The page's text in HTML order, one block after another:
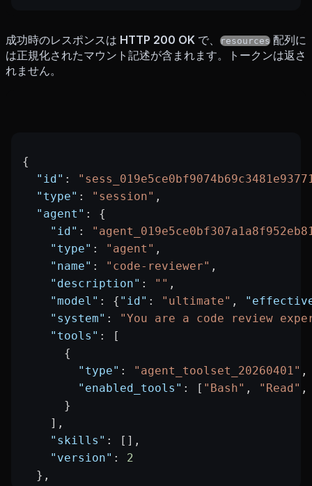
成功時のレスポンスは HTTP 200 OK で、 resources 配列に
は正規化されたマウント記述が含まれます。トークンは返さ
れません。
{
  "id"
:
  "type"
: "session" ,
  "agent"
: {
    "id"
:
    "type"
: "agent" ,
    "name"
: "code-reviewer" ,
    "description"
: "" ,
    "model"
: { "id" : "ultimate" ,
    "system"
:
"You are a code review
    "tools"
: [
      {
        "type"
: "agent_toolset_20260401" ,
        "enabled_tools"
: [ "Bash" , "Read"
      }
    ],
    "skills"
: [],
    "version"
: 2
  },